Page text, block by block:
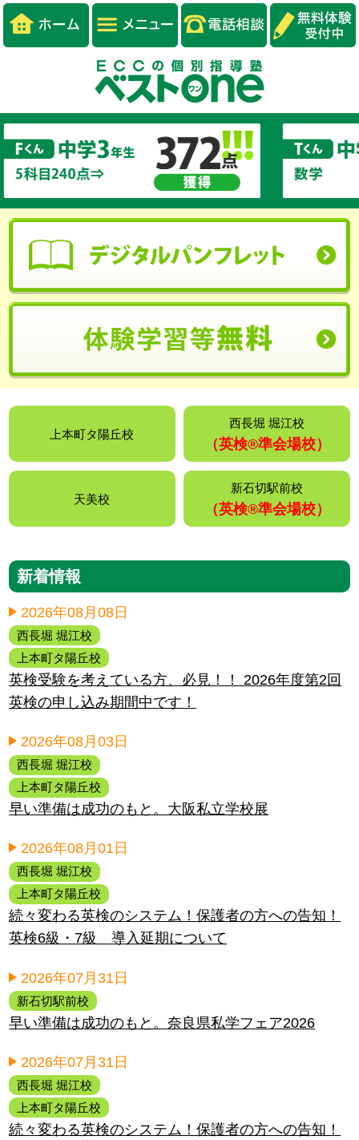
上本町タ陽丘校
西長堀 堀江校
（英検®️準会場校）
天美校
新石切駅前校
（英検®️準会場校）
新着情報
2026年08月08日
西長堀 堀江校
上本町タ陽丘校
英検受験を考えている方、必見！！ 2026年度第2回
英検の申し込み期間中です！
2026年08月03日
西長堀 堀江校
上本町タ陽丘校
早い準備は成功のもと。大阪私立学校展
2026年08月01日
西長堀 堀江校
上本町タ陽丘校
続々変わる英検のシステム！保護者の方への告知！
英検6級・7級 導入延期について
2026年07月31日
新石切駅前校
早い準備は成功のもと。奈良県私学フェア2026
2026年07月31日
西長堀 堀江校
上本町タ陽丘校
続々変わる英検のシステム！保護者の方への告知！